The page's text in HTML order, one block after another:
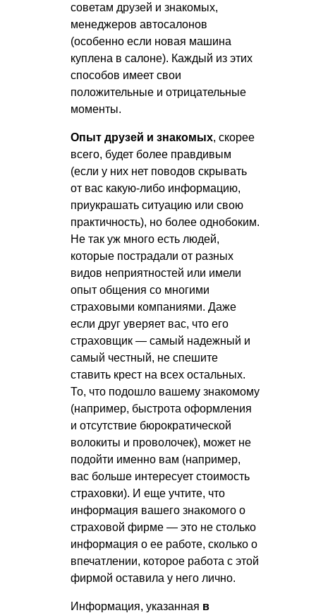
советам друзей и знакомых,
менеджеров автосалонов
(особенно если новая машина
куплена в салоне). Каждый из этих
способов имеет свои
положительные и отрицательные
моменты.
Опыт друзей и знакомых, скорее
всего, будет более правдивым
(если у них нет поводов скрывать
от вас какую-либо информацию,
приукрашать ситуацию или свою
практичность), но более однобоким.
Не так уж много есть людей,
которые пострадали от разных
видов неприятностей или имели
опыт общения со многими
страховыми компаниями. Даже
если друг уверяет вас, что его
страховщик — самый надежный и
самый честный, не спешите
ставить крест на всех остальных.
То, что подошло вашему знакомому
(например, быстрота оформления
и отсутствие бюрократической
волокиты и проволочек), может не
подойти именно вам (например,
вас больше интересует стоимость
страховки). И еще учтите, что
информация вашего знакомого о
страховой фирме — это не столько
информация о ее работе, сколько о
впечатлении, которое работа с этой
фирмой оставила у него лично.
Информация, указанная в